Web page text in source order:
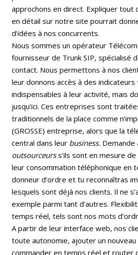
approchons en direct. Expliquer tout
en détail sur notre site pourrait
d’idées à nos concurrents.
Nous sommes un opérateur
fournisseur de Trunk SIP, spécialisé
contact. Nous permettons à nos
leur donnons accès à des indicateurs
indispensables à leur activité, mais
jusqu’ici. Ces entreprises sont
traditionnels de la place comme
(GROSSE) entreprise, alors que la
central dans leur business. Demande
outsourceurss’ils sont en mesure
leur consommation téléphonique en
donneur d’ordre et tu reconnaîtras
lesquels sont déjà nos clients. Il ne
exemple parmi tant d’autres.
temps réel, tels sont nos mots
A partir de leur interface web, nos
toute autonomie, ajouter un nouveau
commander en temps réel et router